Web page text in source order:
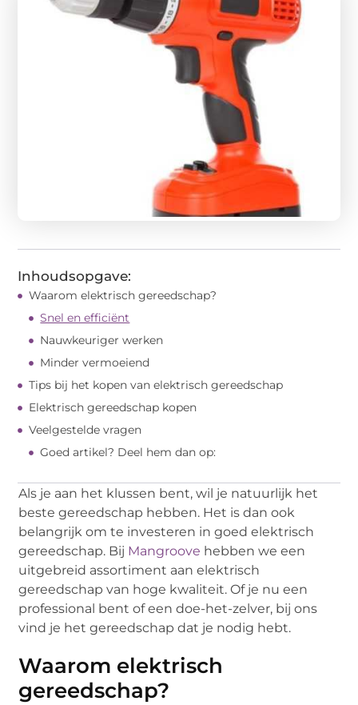
Inhoudsopgave:
Waarom elektrisch gereedschap?
Snel en efficiënt
Nauwkeuriger werken
Minder vermoeiend
Tips bij het kopen van elektrisch gereedschap
Elektrisch gereedschap kopen
Veelgestelde vragen
Goed artikel? Deel hem dan op:
Als je aan het klussen bent, wil je natuurlijk het
beste gereedschap hebben. Het is dan ook
belangrijk om te investeren in goed elektrisch
gereedschap. Bij Mangroove hebben we een
uitgebreid assortiment aan elektrisch
gereedschap van hoge kwaliteit. Of je nu een
professional bent of een doe-het-zelver, bij ons
vind je het gereedschap dat je nodig hebt.
Waarom elektrisch
gereedschap?